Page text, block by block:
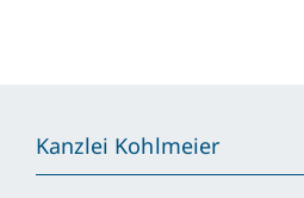
Kanzlei Kohlmeier